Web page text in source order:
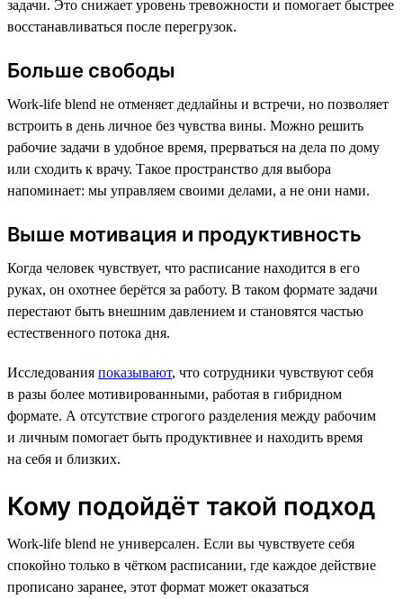
задачи. Это снижает уровень тревожности и помогает быстрее
восстанавливаться после перегрузок.
Больше свободы
Work-life blend не отменяет дедлайны и встречи, но позволяет
встроить в день личное без чувства вины. Можно решить
рабочие задачи в удобное время, прерваться на дела по дому
или сходить к врачу. Такое пространство для выбора
напоминает: мы управляем своими делами, а не они нами.
Выше мотивация и продуктивность
Когда человек чувствует, что расписание находится в его
руках, он охотнее берётся за работу. В таком формате задачи
перестают быть внешним давлением и становятся частью
естественного потока дня.
Исследования показывают, что сотрудники чувствуют себя
в разы более мотивированными, работая в гибридном
формате. А отсутствие строгого разделения между рабочим
и личным помогает быть продуктивнее и находить время
на себя и близких.
Кому подойдёт такой подход
Work-life blend не универсален. Если вы чувствуете себя
спокойно только в чётком расписании, где каждое действие
прописано заранее, этот формат может оказаться